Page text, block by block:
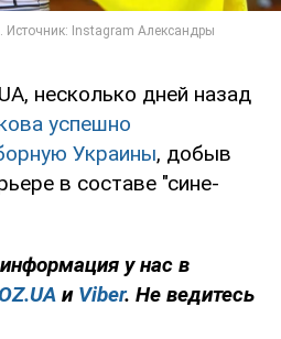
несколько дней назад
успешно
Украины, добыв
в составе "сине-
у нас в
и Viber. Не ведитесь